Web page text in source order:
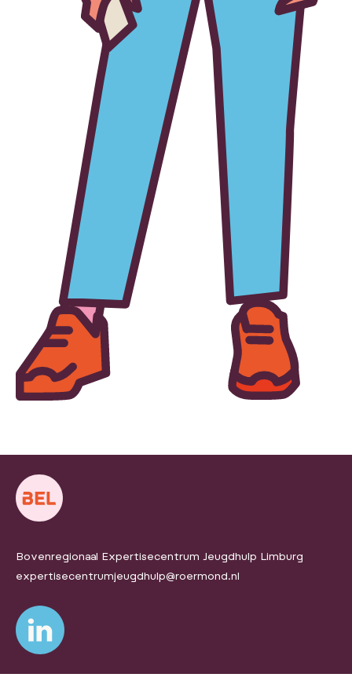
Bovenregionaal Expertisecentrum Jeugdhulp Limburg
expertisecentrumjeugdhulp@roermond.nl